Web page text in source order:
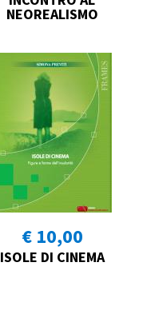
NEOREALISMO
€ 10,00
ISOLE DI CINEMA